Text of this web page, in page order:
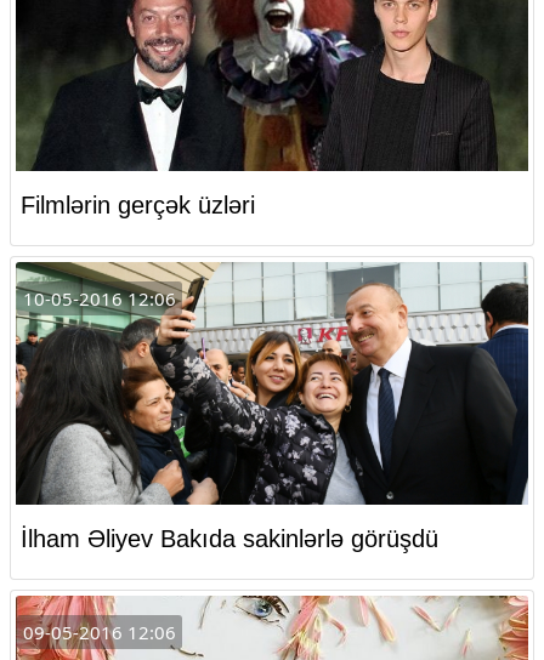
Filmlərin gerçək üzləri
10-05-2016 12:06
İlham Əliyev Bakıda sakinlərlə görüşdü
09-05-2016 12:06